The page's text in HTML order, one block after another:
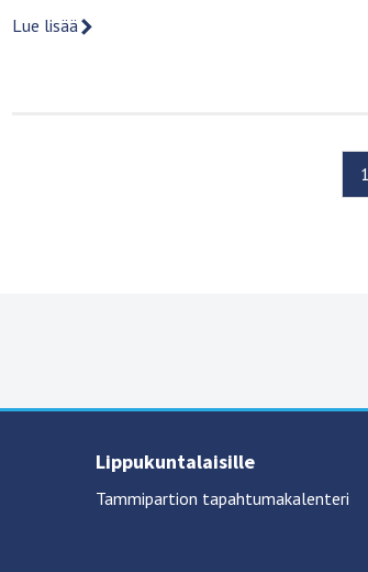
Lue lisää
1
Lippukuntalaisille
Tammipartion tapahtumakalenteri